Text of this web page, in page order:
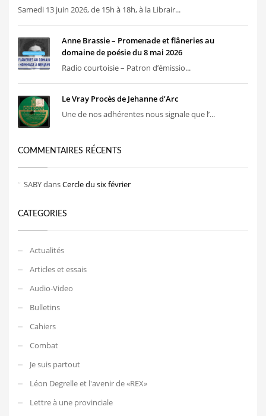
Samedi 13 juin 2026, de 15h à 18h, à la Librair...
Anne Brassie – Promenade et flâneries au
domaine de poésie du 8 mai 2026
Radio courtoisie – Patron d’émissio...
Le Vray Procès de Jehanne d’Arc
Une de nos adhérentes nous signale que l’...
COMMENTAIRES RÉCENTS
SABYdansCercle du six février
CATEGORIES
Actualités
Articles et essais
Audio-Video
Bulletins
Cahiers
Combat
Je suis partout
Léon Degrelle et l'avenir de «REX»
Lettre à une provinciale